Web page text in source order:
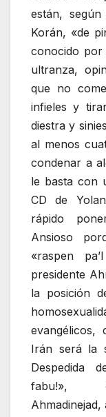
están,
Korán, «de
conocido por
ultranza,
que no
infieles y
diestra y
al menos
condenar a
le basta con
CD de
rápido
Ansioso
«raspen
presidente
la posición
evangélicos,
Irán será la
Despedida
fabu!»,